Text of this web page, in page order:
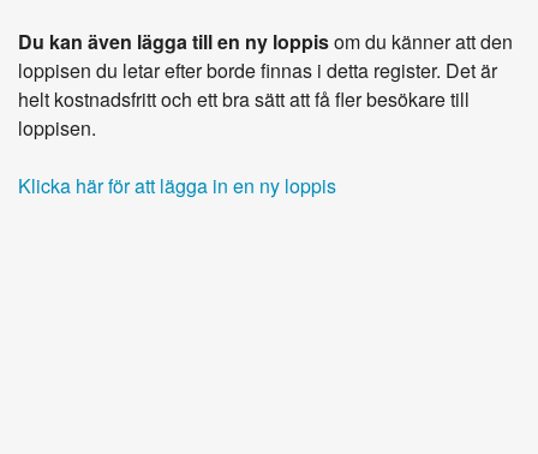
Du kan även lägga till en ny loppisom du känner att den
loppisen du letar efter borde finnas i detta register. Det är
helt kostnadsfritt och ett bra sätt att få fler besökare till
loppisen.
Klicka här för att lägga in en ny loppis